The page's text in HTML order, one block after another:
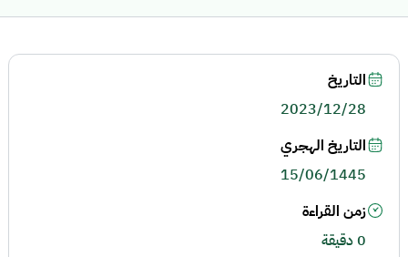
التاريخ
2023/12/28
التاريخ الهجري
15/06/1445
زمن القراءة
0 دقيقة